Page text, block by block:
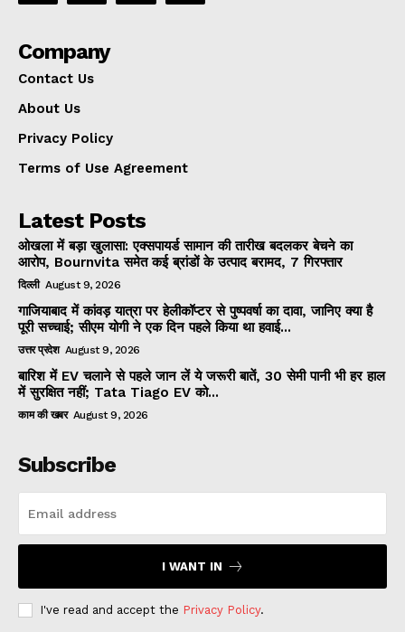
Company
Contact Us
About Us
Privacy Policy
Terms of Use Agreement
Latest Posts
ओखला में बड़ा खुलासा: एक्सपायर्ड सामान की तारीख बदलकर बेचने का
आरोप, Bournvita समेत कई ब्रांडों के उत्पाद बरामद, 7 गिरफ्तार
दिल्ली August 9, 2026
गाजियाबाद में कांवड़ यात्रा पर हेलीकॉप्टर से पुष्पवर्षा का दावा, जानिए क्या है
पूरी सच्चाई; सीएम योगी ने एक दिन पहले किया था हवाई...
उत्तर प्रदेश August 9, 2026
बारिश में EV चलाने से पहले जान लें ये जरूरी बातें, 30 सेमी पानी भी हर हाल
में सुरक्षित नहीं; Tata Tiago EV को...
काम की खबर August 9, 2026
Subscribe
I WANT IN
I've read and accept the Privacy Policy.